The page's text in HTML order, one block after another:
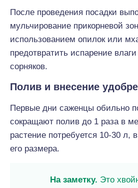
После проведения посадки
мульчирование прикорневой
использованием опилок или
предотвратить испарение
сорняков.
Полив и внесение
Первые дни саженцы обильно
сокращают полив до 1 раза в
растение потребуется 10-30 л,
его размера.
На заметку. Это